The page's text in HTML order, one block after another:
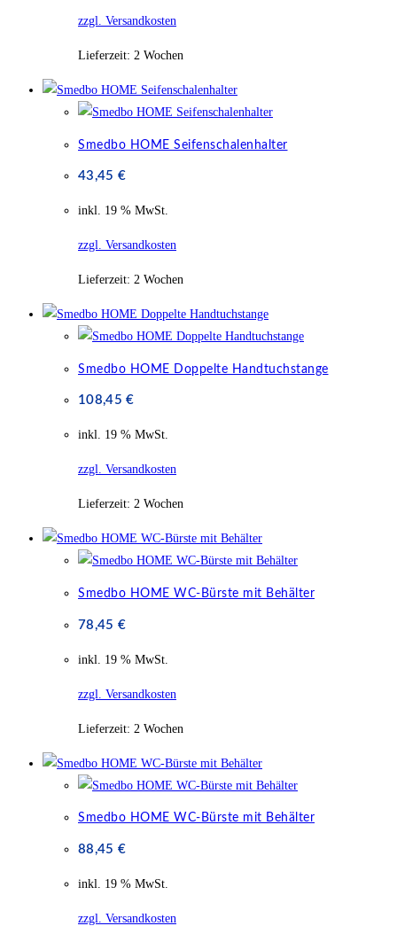
zzgl. Versandkosten
Lieferzeit: 2 Wochen
Smedbo HOME Seifenschalenhalter
43,45 €
inkl. 19 % MwSt.
zzgl. Versandkosten
Lieferzeit: 2 Wochen
Smedbo HOME Doppelte Handtuchstange
108,45€
inkl. 19 % MwSt.
zzgl. Versandkosten
Lieferzeit: 2 Wochen
Smedbo HOME WC-Bürste mit Behälter
78,45 €
inkl. 19 % MwSt.
zzgl. Versandkosten
Lieferzeit: 2 Wochen
Smedbo HOME WC-Bürste mit Behälter
88,45 €
inkl. 19 % MwSt.
zzgl. Versandkosten